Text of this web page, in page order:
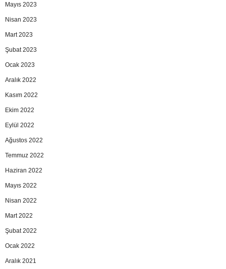
Mayıs 2023
Nisan 2023
Mart 2023
Şubat 2023
Ocak 2023
Aralık 2022
Kasım 2022
Ekim 2022
Eylül 2022
Ağustos 2022
Temmuz 2022
Haziran 2022
Mayıs 2022
Nisan 2022
Mart 2022
Şubat 2022
Ocak 2022
Aralık 2021